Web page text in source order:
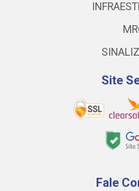
Site
Fale